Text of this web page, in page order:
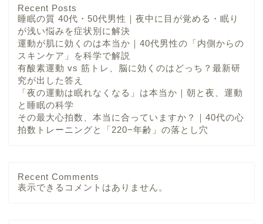
Recent Posts
睡眠の質 40代・50代男性｜夜中に目が覚める・眠り
が浅い悩みを症状別に解決
運動が肌に効くのは本当か｜40代男性の「内側からの
スキンケア」を科学で解説
有酸素運動 vs 筋トレ、脳に効くのはどっち？最新研
究が出した答え
「夜の運動は眠れなくなる」は本当か｜朝と夜、運動
と睡眠の科学
その最大心拍数、本当に合っていますか？｜40代の心
拍数トレーニングと「220−年齢」の落とし穴
Recent Comments
表示できるコメントはありません。